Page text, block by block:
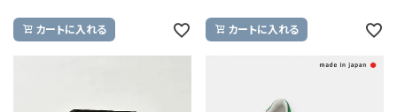
カートに入れる カートに入れる